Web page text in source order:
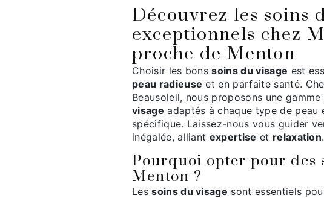
Découvrez les soins du visage
exceptionnels chez
proche de Menton
Choisir les bonssoins du visage est
peau radieuse et en parfaite santé.
Beausoleil, nous proposons une
visage adaptés à chaque type de peau
spécifique. Laissez-nous vous guider
inégalée, alliant expertise et relaxation.
Pourquoi opter pour des
Menton ?
Lessoins du visage sont essentiels